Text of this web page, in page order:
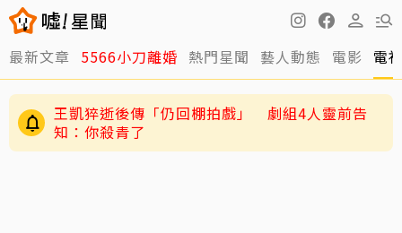
最新文章 5566小刀離婚 熱門星聞 藝人動態 電影 電
王凱猝逝後傳「仍回棚拍戲」 劇組4人靈前告
知：你殺青了